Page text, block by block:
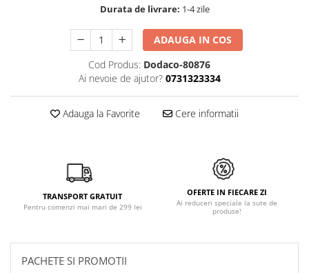
Durata de livrare: 1-4 zile
ADAUGA IN COS
Cod Produs: Dodaco-80876
Ai nevoie de ajutor? 0731323334
Adauga la Favorite Cere informatii
TRANSPORT GRATUIT
Pentru comenzi mai mari de 299 lei
OFERTE IN FIECARE ZI
Ai reduceri speciale la sute de
produse!
PACHETE SI PROMOTII